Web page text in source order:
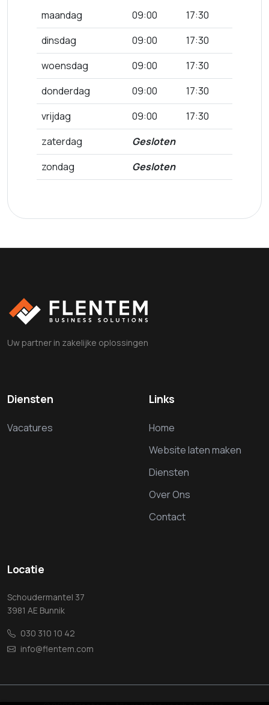
maandag 09:00
17:30
dinsdag
09:00
17:30
woensdag
09:00
17:30
donderdag
09:00
17:30
vrijdag
09:00
17:30
zaterdag
Gesloten
zondag
Gesloten
Uw partner in zakelijke oplossingen
Diensten
Vacatures
Links
Home
Website laten maken
Diensten
Over Ons
Contact
Locatie
Schoudermantel 37
3981 AE Bunnik
030 310 10 42
info@flentem.com